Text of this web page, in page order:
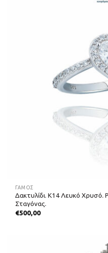
ΓΑΜΟΣ
Δακτυλίδι. Κ14 Λευκό Χρυσό.
Σταγόνας.
€500,00